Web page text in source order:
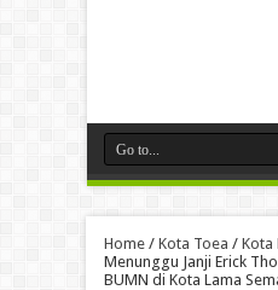
Home/ Kota Toea / Kota
Menunggu Janji Erick
BUMN di Kota Lama